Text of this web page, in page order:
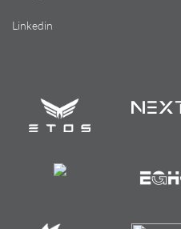
Linkedin